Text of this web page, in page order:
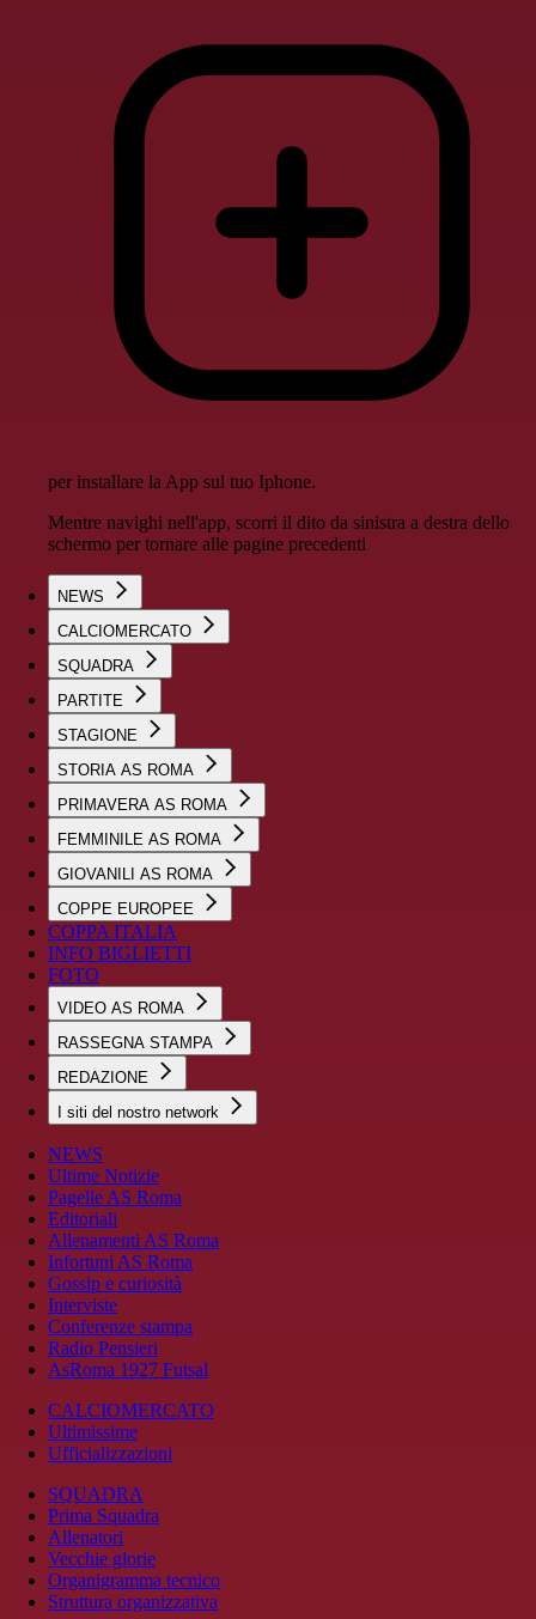
per installare la App sul tuo Iphone.
Mentre navighi nell'app, scorri il dito da sinistra a destra dello
schermo per tornare alle pagine precedenti
NEWS
CALCIOMERCATO
SQUADRA
PARTITE
STAGIONE
STORIA AS ROMA
PRIMAVERA AS ROMA
FEMMINILE AS ROMA
GIOVANILI AS ROMA
COPPE EUROPEE
COPPA ITALIA
INFO BIGLIETTI
FOTO
VIDEO AS ROMA
RASSEGNA STAMPA
REDAZIONE
I siti del nostro network
NEWS
Ultime Notizie
Pagelle AS Roma
Editoriali
Allenamenti AS Roma
Infortuni AS Roma
Gossip e curiosità
Interviste
Conferenze stampa
Radio Pensieri
AsRoma 1927 Futsal
CALCIOMERCATO
Ultimissime
Ufficializzazioni
SQUADRA
Prima Squadra
Allenatori
Vecchie glorie
Organigramma tecnico
Struttura organizzativa